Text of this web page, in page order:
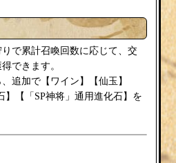
で累計召喚回数に応じて、交
できます。
追加で【 ワイン 】【仙玉】
】【「SP神将」通用進化石】を